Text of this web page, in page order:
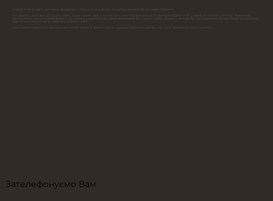
У вартість не входять: доставка, фундамент, зовнішні комунікації, послуги автокрана під час відвантаження.
Розміри всіх конструкцій спроєктовані таким чином, щоб їх можна було транспортувати по всій території України та ЄС у повністю готовому вигляді. Замовнику
залишається лише зняти будинок із вантажівки за допомогою крана, встановити його (дана модель будинку не потребує встановлення на «цегляний» фундамент),
підключити комунікації та завезти улюблені меблі.
Наші будинки ідеально підходять для малих родин. А також стануть чудовим варіантом для тих, хто мріяв про власну дачу за містом.
Зателефонуємо Вам